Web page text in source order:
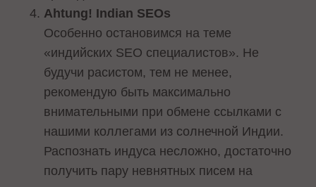
Ahtung! Indian SEOs
Особенно остановимся на теме
«индийских SEO специалистов». Не
будучи расистом, тем не менее,
рекомендую быть максимально
внимательными при обмене ссылками с
нашими коллегами из солнечной Индии.
Распознать индуса несложно, достаточно
получить пару невнятных писем на